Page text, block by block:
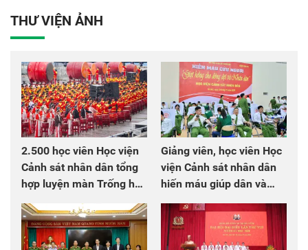
THƯ VIỆN ẢNH
2.500 học viên Học viện
Cảnh sát nhân dân tổng
hợp luyện màn Trống hội
chào mừng Đại hội Đảng
Giảng viên, học viên Học
viện Cảnh sát nhân dân
hiến máu giúp dân và
đồng đội